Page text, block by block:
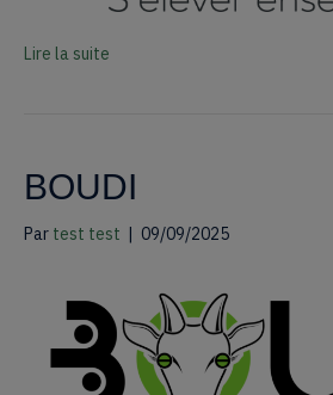
Lire la suite
BOUDI
Par test test | 09/09/2025